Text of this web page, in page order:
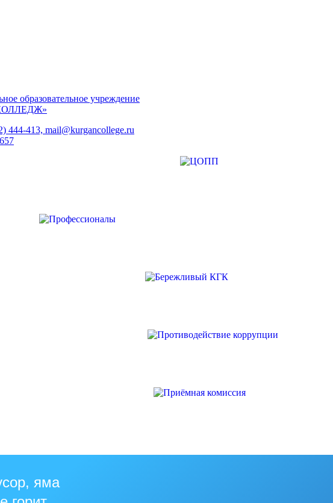
образовательное учреждение
444-413, mail@kurgancollege.ru
яма